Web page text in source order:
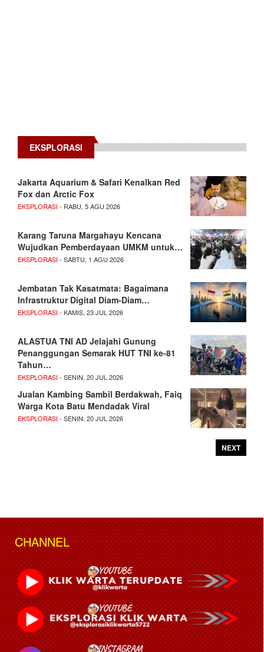
EKSPLORASI
Jakarta Aquarium & Safari Kenalkan Red
Fox dan Arctic Fox
EKSPLORASI- RABU, 5 AGU 2026
Karang Taruna Margahayu Kencana
Wujudkan Pemberdayaan UMKM untuk…
EKSPLORASI- SABTU, 1 AGU 2026
Jembatan Tak Kasatmata: Bagaimana
Infrastruktur Digital Diam-Diam…
EKSPLORASI- KAMIS, 23 JUL 2026
ALASTUA TNI AD Jelajahi Gunung
Penanggungan Semarak HUT TNI ke-81
Tahun…
EKSPLORASI- SENIN, 20 JUL 2026
Jualan Kambing Sambil Berdakwah, Faiq
Warga Kota Batu Mendadak Viral
EKSPLORASI- SENIN, 20 JUL 2026
NEXT
CHANNEL